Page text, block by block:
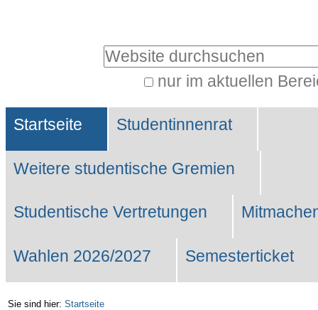
Website durchsuchen
nur im aktuellen
Suche…
Sektionen
Startseite Studentinnenrat
Weitere studentische Gremien
Studentische Vertretungen
Wahlen 2026/2027 Semesterticket
Sie sind hier: Startseite